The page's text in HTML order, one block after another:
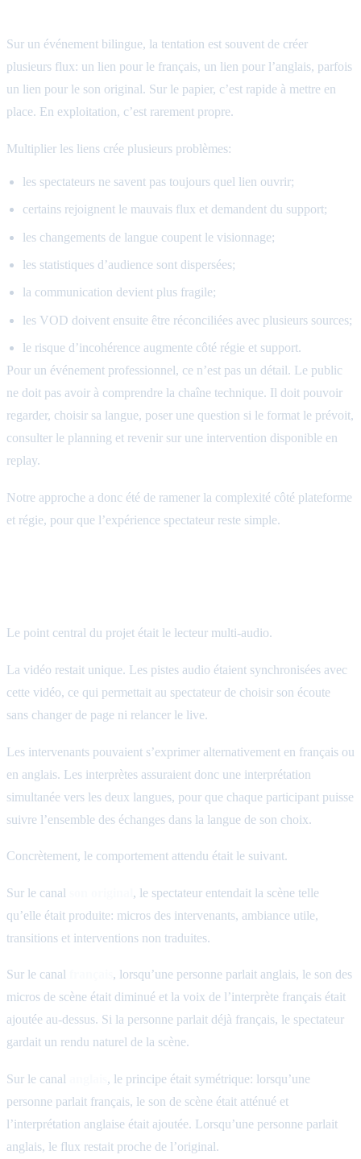
Sur un événement bilingue, la tentation est souvent de créer
plusieurs flux: un lien pour le français, un lien pour l’anglais, parfois
un lien pour le son original. Sur le papier, c’est rapide à mettre en
place. En exploitation, c’est rarement propre.
Multiplier les liens crée plusieurs problèmes:
les spectateurs ne savent pas toujours quel lien ouvrir;
certains rejoignent le mauvais flux et demandent du support;
les changements de langue coupent le visionnage;
les statistiques d’audience sont dispersées;
la communication devient plus fragile;
les VOD doivent ensuite être réconciliées avec plusieurs sources;
le risque d’incohérence augmente côté régie et support.
Pour un événement professionnel, ce n’est pas un détail. Le public
ne doit pas avoir à comprendre la chaîne technique. Il doit pouvoir
regarder, choisir sa langue, poser une question si le format le prévoit,
consulter le planning et revenir sur une intervention disponible en
replay.
Notre approche a donc été de ramener la complexité côté plateforme
et régie, pour que l’expérience spectateur reste simple.
Le point central du projet était le lecteur multi-audio.
La vidéo restait unique. Les pistes audio étaient synchronisées avec
cette vidéo, ce qui permettait au spectateur de choisir son écoute
sans changer de page ni relancer le live.
Les intervenants pouvaient s’exprimer alternativement en français ou
en anglais. Les interprètes assuraient donc une interprétation
simultanée vers les deux langues, pour que chaque participant puisse
suivre l’ensemble des échanges dans la langue de son choix.
Concrètement, le comportement attendu était le suivant.
Sur le canal
, le spectateur entendait la scène telle
qu’elle était produite: micros des intervenants, ambiance utile,
transitions et interventions non traduites.
Sur le canal
, lorsqu’une personne parlait anglais, le son des
micros de scène était diminué et la voix de l’interprète français était
ajoutée au-dessus. Si la personne parlait déjà français, le spectateur
gardait un rendu naturel de la scène.
Sur le canal
, le principe était symétrique: lorsqu’une
personne parlait français, le son de scène était atténué et
l’interprétation anglaise était ajoutée. Lorsqu’une personne parlait
anglais, le flux restait proche de l’original.